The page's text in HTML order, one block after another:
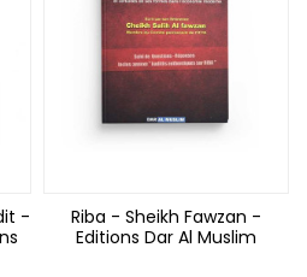
-
Riba - Sheikh Fawzan -
Editions Dar Al Muslim